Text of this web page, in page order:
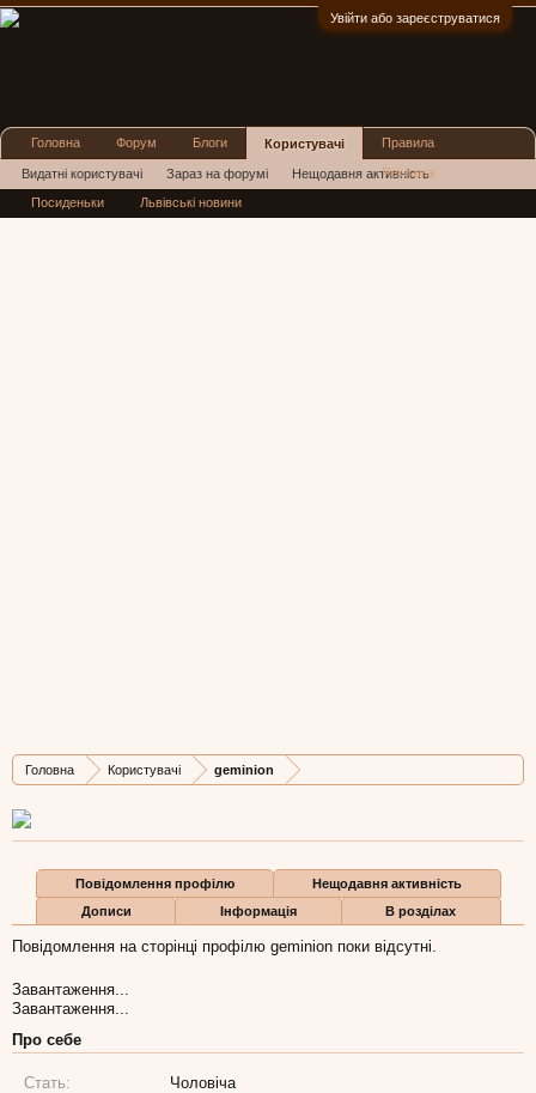
Увійти або зареєструватися
Головна Користувачі geminion
Дописів
0
Карма
0
Бали
0
Повідомлення профілю
Нещодавня активність
Дописи
Інформація В розділах
Повідомлення на сторінці профілю geminion поки відсутні.
Завантаження...
Завантаження...
Про себе
Стать:
Чоловіча
Головна Форум Блоги Користувачі
Видатні користувачі Зараз на форумі Нещодавня активність
Нові повідомлення профілю
Правила
Реклама
Посиденьки Львівські новини